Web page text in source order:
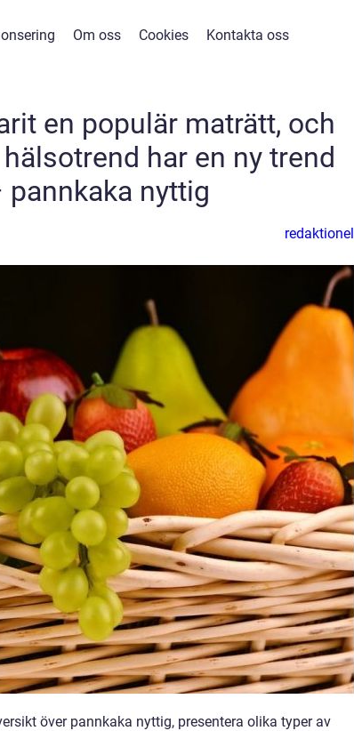
Om oss Cookies Kontakta oss
en populär maträtt, och
har en ny trend
nyttig
redaktionel
över pannkaka nyttig, presentera olika typer av